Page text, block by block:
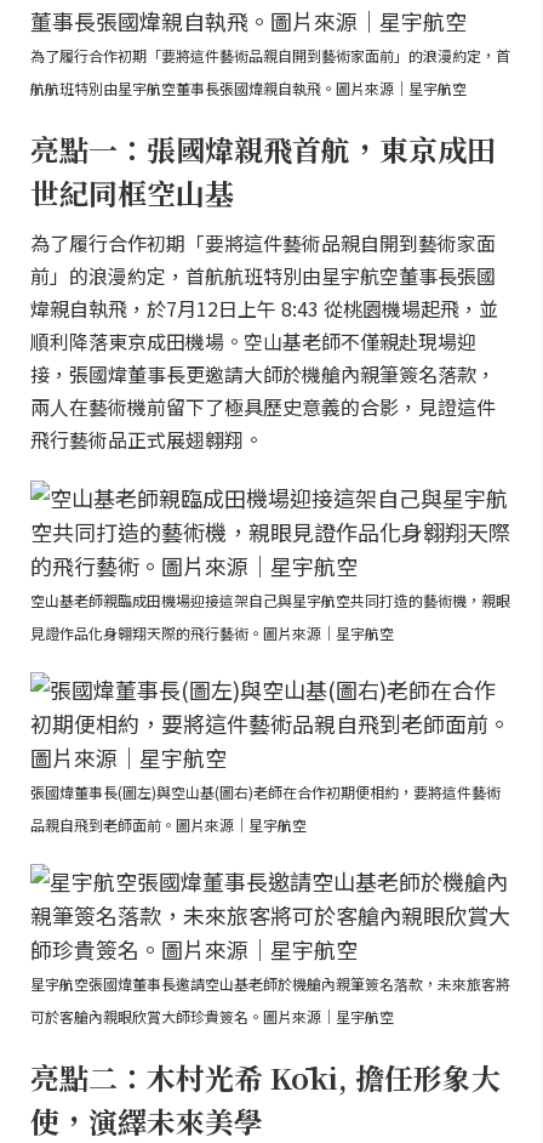
為了履行合作初期「要將這件藝術品親自開到藝術家面前」的浪漫約定，首
航航班特別由星宇航空董事長張國煒親自執飛。圖片來源｜星宇航空
亮點一：張國煒親飛首航，東京成田
世紀同框空山基
為了履行合作初期「要將這件藝術品親自開到藝術家面
前」的浪漫約定，首航航班特別由星宇航空董事長張國
煒親自執飛，於7月12日上午 8:43 從桃園機場起飛，並
順利降落東京成田機場。空山基老師不僅親赴現場迎
接，張國煒董事長更邀請大師於機艙內親筆簽名落款，
兩人在藝術機前留下了極具歷史意義的合影，見證這件
飛行藝術品正式展翅翱翔。
空山基老師親臨成田機場迎接這架自己與星宇航空共同打造的藝術機，親眼
見證作品化身翱翔天際的飛行藝術。圖片來源｜星宇航空
張國煒董事長(圖左)與空山基(圖右)老師在合作初期便相約，要將這件藝術
品親自飛到老師面前。圖片來源｜星宇航空
星宇航空張國煒董事長邀請空山基老師於機艙內親筆簽名落款，未來旅客將
可於客艙內親眼欣賞大師珍貴簽名。圖片來源｜星宇航空
亮點二：木村光希 Kōki, 擔任形象大
使，演繹未來美學